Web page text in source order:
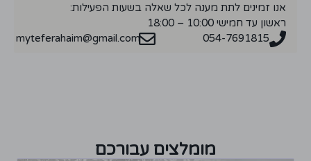
אנו זמינים לתת מענה לכל שאלה בשעות הפעילות:
ראשון עד חמישי 10:00 – 18:00
054-7691815
myteferahaim@gmail.com
מומלצים עבורכם